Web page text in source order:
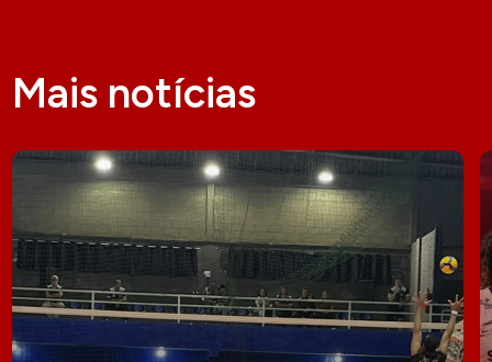
Mais notícias